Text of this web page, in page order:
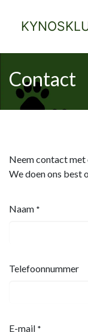
Contact
Neem contact met
We doen ons best
Naam *
Telefoonnummer
E-mail *